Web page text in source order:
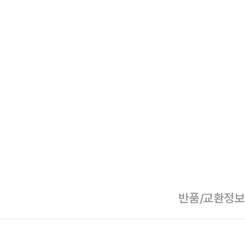
반품/교환정보